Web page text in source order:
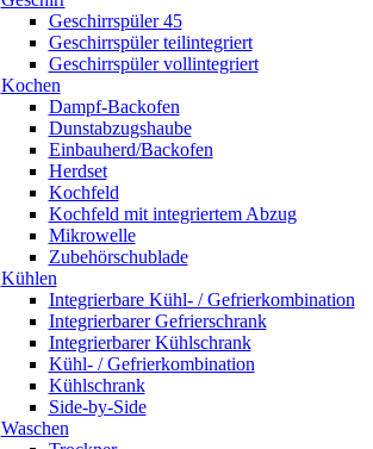
Geschirrspüler 45
Geschirrspüler teilintegriert
Geschirrspüler vollintegriert
Kochen
Dampf-Backofen
Dunstabzugshaube
Einbauherd/Backofen
Herdset
Kochfeld
Kochfeld mit integriertem Abzug
Mikrowelle
Zubehörschublade
Kühlen
Integrierbare Kühl- / Gefrierkombination
Integrierbarer Gefrierschrank
Integrierbarer Kühlschrank
Kühl- / Gefrierkombination
Kühlschrank
Side-by-Side
Waschen